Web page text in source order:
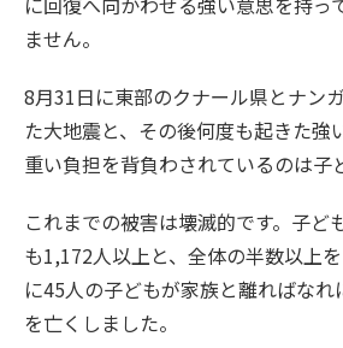
ません。
8月31日に東部のクナール県とナン
た大地震と、その後何度も起きた強
重い負担を背負わされているのは子
これまでの被害は壊滅的です。子ど
も1,172人以上と、全体の半数以上
に45人の子どもが家族と離ればな
を亡くしました。